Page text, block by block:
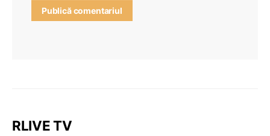
RLIVE TV